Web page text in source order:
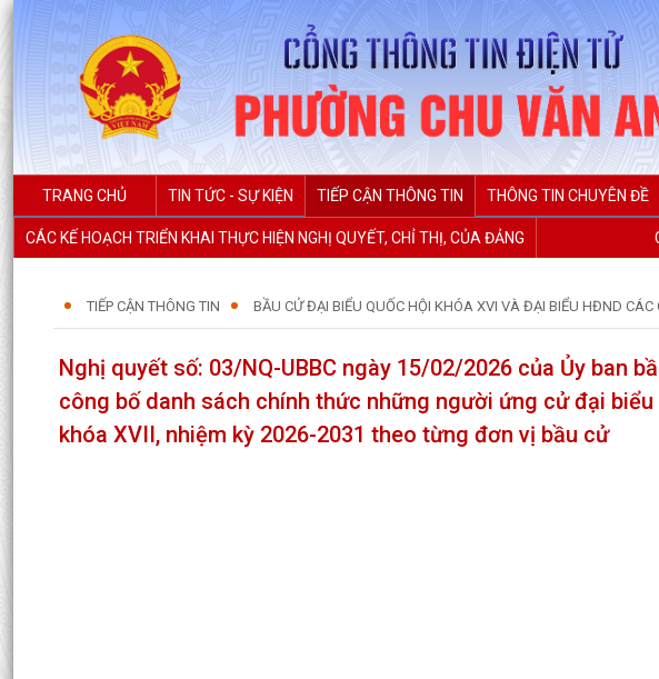
TRANG CHỦ TIN TỨC - SỰ KIỆN TIẾP CẬN THÔNG TIN THÔNG TIN CHUYÊN ĐỀ
CÁC KẾ HOẠCH TRIỂN KHAI THỰC HIỆN NGHỊ QUYẾT, CHỈ THỊ, CỦA ĐẢNG
TIẾP CẬN THÔNG TIN BẦU CỬ ĐẠI BIỂU QUỐC HỘI KHÓA XVI VÀ ĐẠI BIỂU HĐND CÁC
Nghị quyết số: 03/NQ-UBBC ngày 15/02/2026 của Ủy ban
công bố danh sách chính thức những người ứng cử đại
khóa XVII, nhiệm kỳ 2026-2031 theo từng đơn vị bầu cử